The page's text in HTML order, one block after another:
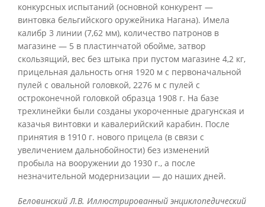
конкурсных испытаний (основной конкурент —
винтовка бельгийского оружейника Нагана). Имела
калибр 3 линии (7,62 мм), количество патронов в
магазине — 5 в пластинчатой обойме, затвор
скользящий, вес без штыка при пустом магазине 4,2 кг,
прицельная дальность огня 1920 м с первоначальной
пулей с овальной головкой, 2276 м с пулей с
остроконечной головкой образца 1908 г. На базе
трехлинейки были созданы укороченные драгунская и
казачья винтовки и кавалерийский карабин. После
принятия в 1910 г. нового прицела (в связи с
увеличением дальнобойности) без изменений
пробыла на вооружении до 1930 г., а после
незначительной модернизации — до наших дней.
Беловинский Л.В. Иллюстрированный энциклопедический